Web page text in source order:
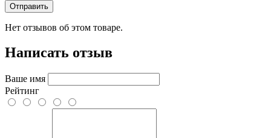
Отправить
Нет отзывов об этом товаре.
Написать отзыв
Ваше имя
Рейтинг